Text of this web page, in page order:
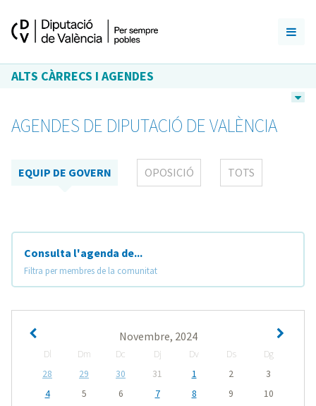
ALTS CÀRRECS I AGENDES
AGENDES DE DIPUTACIÓ DE VALÈNCIA
EQUIP DE GOVERN OPOSICIÓ TOTS
Consulta l'agenda de...
Filtra per membres de la comunitat
Novembre, 2024
Dl Dm Dc Dj Dv Ds
Dg
28
29 30 31 1 2
3
4
5 6 7 8 9
10